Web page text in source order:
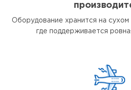
Оборудование хранится на сухом
где поддерживается